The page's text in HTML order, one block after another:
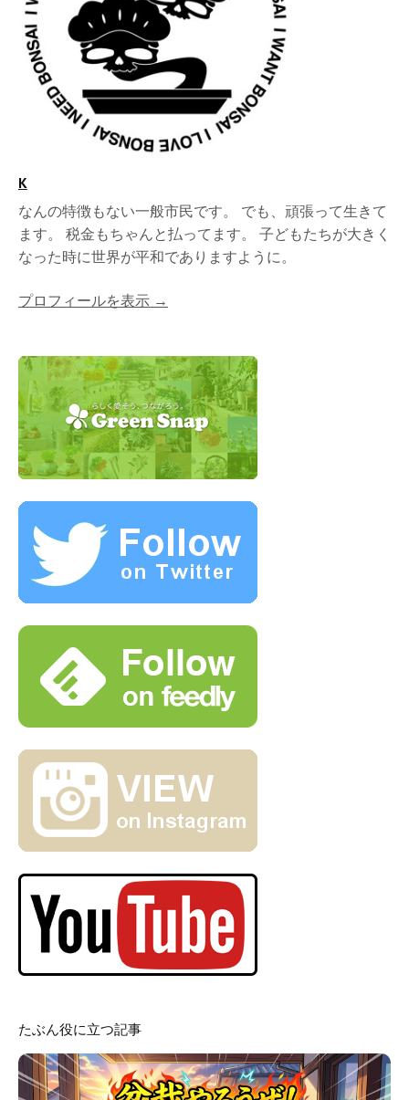
K
なんの特徴もない一般市民です。 でも、頑張って生きて
ます。 税金もちゃんと払ってます。 子どもたちが大きく
なった時に世界が平和でありますように。
プロフィールを表示 →
たぶん役に立つ記事